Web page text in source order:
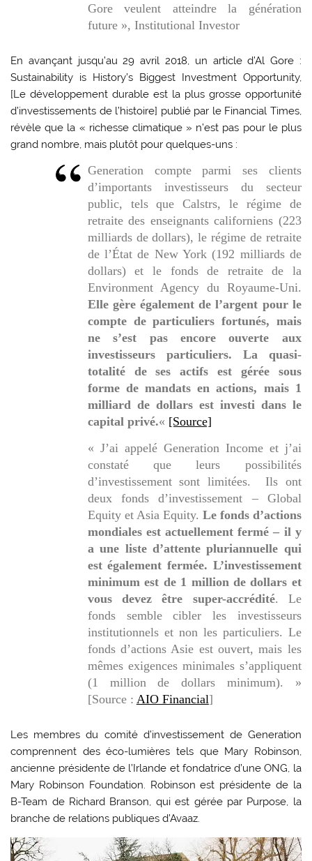
Gore veulent atteindre la génération
future », Institutional Investor
En avançant jusqu’au 29 avril 2018, un article d’Al Gore :
Sustainability is History’s Biggest Investment Opportunity,
[Le développement durable est la plus grosse opportunité
d’investissements de l’histoire] publié par le Financial Times,
révèle que la « richesse climatique » n’est pas pour le plus
grand nombre, mais plutôt pour quelques-uns :
Generation compte parmi ses clients
d’importants investisseurs du secteur
public, tels que Calstrs, le régime de
retraite des enseignants californiens (223
milliards de dollars), le régime de retraite
de l’État de New York (192 milliards de
dollars) et le fonds de retraite de la
Environment Agency du Royaume-Uni.
Elle gère également de l’argent pour le
compte de particuliers fortunés, mais
ne s’est pas encore ouverte aux
investisseurs particuliers. La quasi-
totalité de ses actifs est gérée sous
forme de mandats en actions, mais 1
milliard de dollars est investi dans le
capital privé.« [Source]
« J’ai appelé Generation Income et j’ai
constaté que leurs possibilités
d’investissement sont limitées. Ils ont
deux fonds d’investissement – Global
Equity et Asia Equity. Le fonds d’actions
mondiales est actuellement fermé – il y
a une liste d’attente pluriannuelle qui
est également fermée. L’investissement
minimum est de 1 million de dollars et
vous devez être super-accrédité. Le
fonds semble cibler les investisseurs
institutionnels et non les particuliers. Le
fonds d’actions Asie est ouvert, mais les
mêmes exigences minimales s’appliquent
(1 million de dollars minimum). »
[Source : AIO Financial]
Les membres du comité d’investissement de Generation
comprennent des éco-lumières tels que Mary Robinson,
ancienne présidente de l’Irlande et fondatrice d’une ONG, la
Mary Robinson Foundation. Robinson est présidente de la
B-Team de Richard Branson, qui est gérée par Purpose, la
branche de relations publiques d’Avaaz.